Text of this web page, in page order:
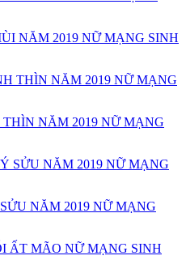
NĂM 2019 NỮ MẠNG SINH
NĂM 2019 NỮ MẠNG
NĂM 2019 NỮ MẠNG